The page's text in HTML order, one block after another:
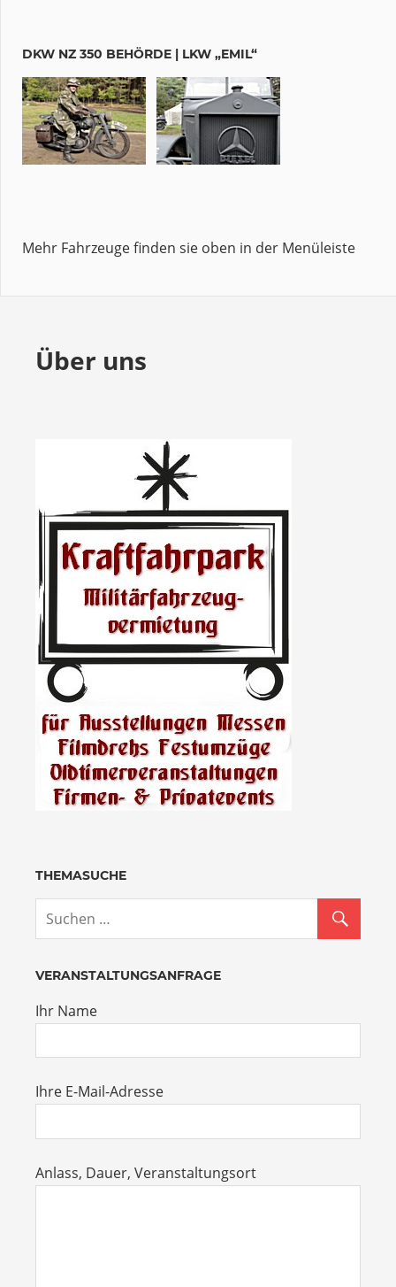
DKW NZ 350 BEHÖRDE | LKW „EMIL“
Mehr Fahrzeuge finden sie oben in der Menüleiste
Über uns
THEMASUCHE
VERANSTALTUNGSANFRAGE
Ihr Name
Ihre E-Mail-Adresse
Anlass, Dauer, Veranstaltungsort